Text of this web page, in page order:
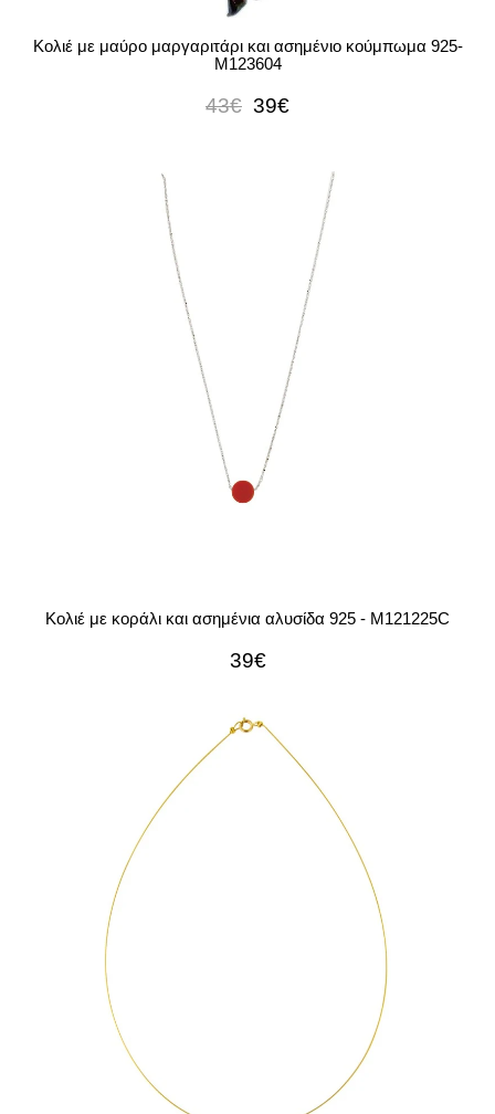
Κολιέ με μαύρο μαργαριτάρι και ασημένιο κούμπωμα 925-
M123604
43€ 39€
Κολιέ με κοράλι και ασημένια αλυσίδα 925 - M121225C
39€